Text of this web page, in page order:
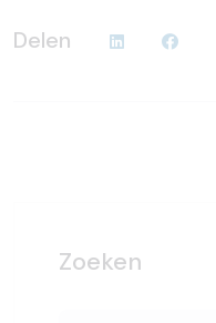
Delen
Zoeken